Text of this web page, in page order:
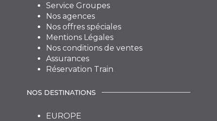
Service Groupes
Nos agences
Nos offres spéciales
Mentions Légales
Nos conditions de ventes
Assurances
Réservation Train
NOS DESTINATIONS
EUROPE